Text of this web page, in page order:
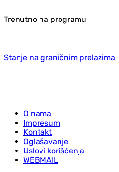
Trenutno na programu
Stanje na graničnim prelazima
O nama
Impresum
Kontakt
Oglašavanje
Uslovi korišćenja
WEBMAIL